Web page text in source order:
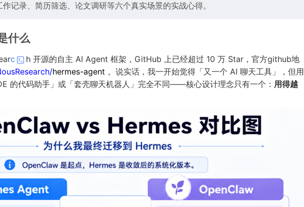
记录、简历筛选、论文调研等六个真实场景的实战心得。
什么
c
h 开源的自主 AI Agent 框架，GitHub 上已经超过 10 万 Star，官方github地
hermes-agent 。说实话，我一开始觉得「又一个 AI 聊天工具」，但用
的代码助手」或「套壳聊天机器人」完全不同——核心设计理念只有一个： 用得越